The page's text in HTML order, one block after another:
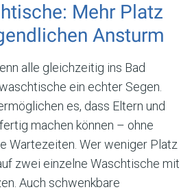
Mehr Platz
Ansturm
alle gleichzeitig ins Bad
ein echter Segen.
es, dass Eltern und
machen können – ohne
Wartezeiten. Wer weniger Platz
zwei einzelne Waschtische mit
Auch schwenkbare